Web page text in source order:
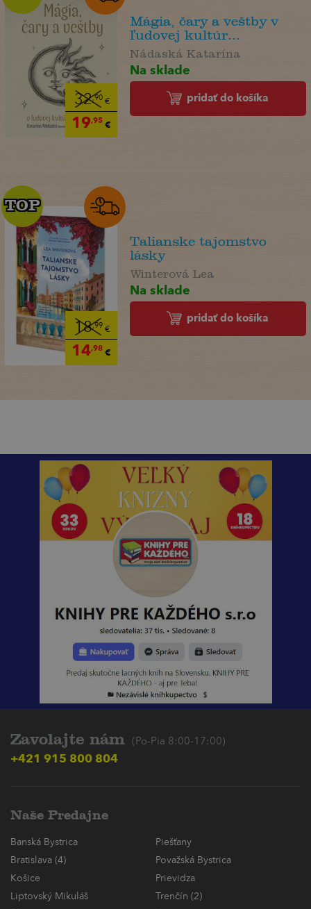
32,90€
19,95€
Mágia, čary a veštby v
ľudovej kultúr...
Nádaská Katarína
Na sklade
pridať do košíka
18,99 €
14,98€
TOP
TOP
Talianske tajomstvo
lásky
Winterová Lea
Na sklade
pridať do košíka
Zavolajte nám (Po-Pia 8:00-17:00)
+421 915 800 804
Naše Predajne
Banská Bystrica
Piešťany
Bratislava (4)
Považská Bystrica
Košice
Prievidza
Liptovský Mikuláš
Trenčín (2)